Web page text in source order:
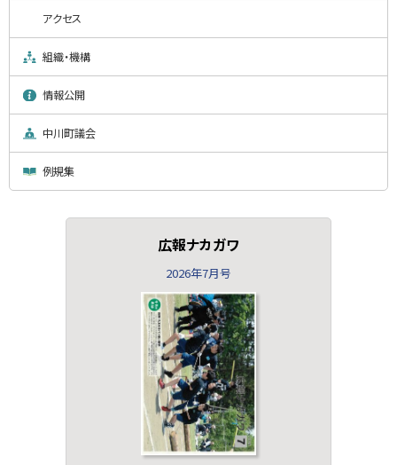
アクセス
組織・機構
情報公開
中川町議会
例規集
広報ナカガワ
2026年7月号